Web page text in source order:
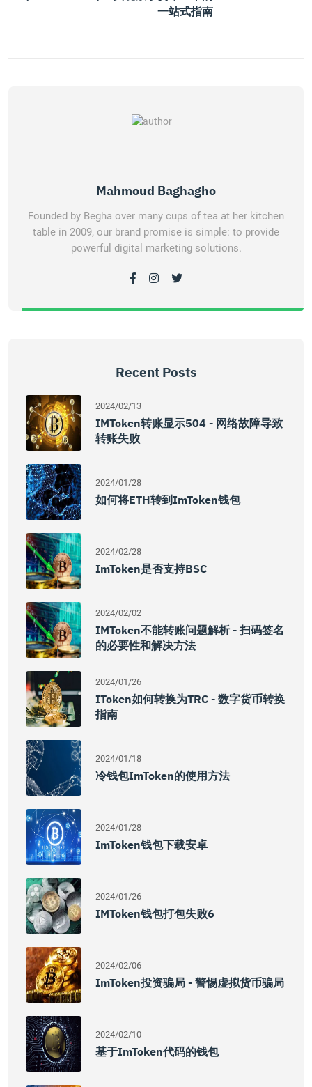
一站式指南
Mahmoud Baghagho
Founded by Begha over many cups of tea at her kitchen
table in 2009, our brand promise is simple: to provide
powerful digital marketing solutions.
Recent Posts
2024/02/13
IMToken转账显示504 - 网络故障导致
转账失败
2024/01/28
如何将ETH转到imToken钱包
2024/02/28
ImToken是否支持BSC
2024/02/02
IMToken不能转账问题解析 - 扫码签名
的必要性和解决方法
2024/01/26
IToken如何转换为TRC - 数字货币转换
指南
2024/01/18
冷钱包imToken的使用方法
2024/01/28
ImToken钱包下载安卓
2024/01/26
IMToken钱包打包失败6
2024/02/06
ImToken投资骗局 - 警惕虚拟货币骗局
2024/02/10
基于imToken代码的钱包